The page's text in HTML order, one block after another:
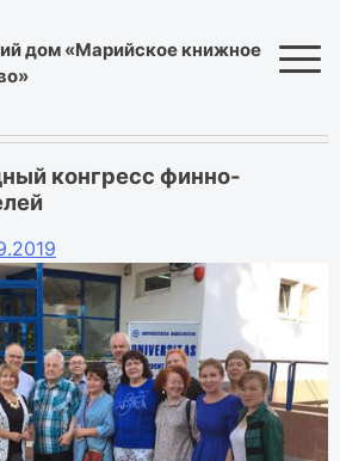
дом «Марийское книжное
конгресс финно-